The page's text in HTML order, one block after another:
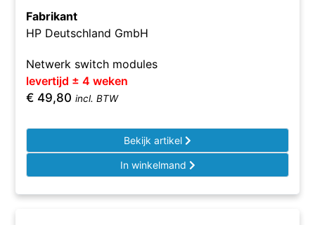
Fabrikant
HP Deutschland GmbH
Netwerk switch modules
levertijd ± 4 weken
€ 49,80 incl. BTW
Bekijk artikel
In winkelmand